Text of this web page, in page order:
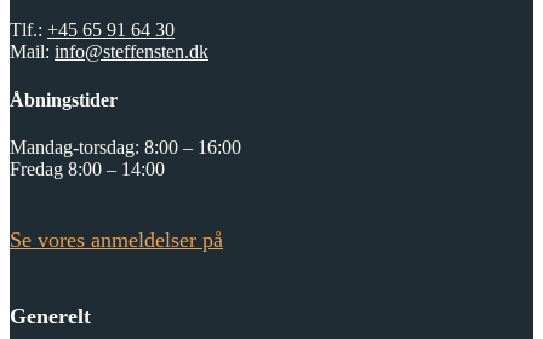
Tlf.: +45 65 91 64 30
Mail: info@steffensten.dk
Åbningstider
Mandag-torsdag: 8:00 – 16:00
Fredag 8:00 – 14:00
Se vores anmeldelser på
Generelt